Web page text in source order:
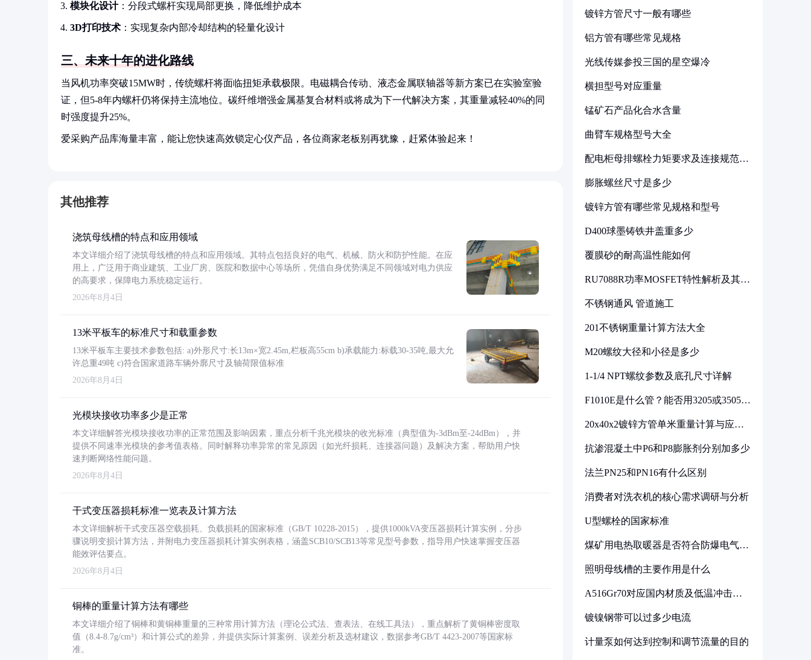
模块化设计：分段式螺杆实现局部更换，降低维护成本
3D打印技术 ：实现复杂内部冷却结构的轻量化设计
三、未来十年的进化路线
当风机功率突破15MW时，传统螺杆将面临扭矩承载极限。电磁耦合传动、液态金属联轴器等新方案已在实验室验
证，但5-8年内螺杆仍将保持主流地位。碳纤维增强金属基复合材料或将成为下一代解决方案，其重量减轻40%的同
时强度提升25%。
爱采购产品库海量丰富，能让您快速高效锁定心仪产品，各位商家老板别再犹豫，赶紧体验起来！
其他推荐
浇筑母线槽的特点和应用领域
本文详细介绍了浇筑母线槽的特点和应用领域。其特点包括良好的电气、机械、防火和防护性能。在应
用上，广泛用于商业建筑、工业厂房、医院和数据中心等场所，凭借自身优势满足不同领域对电力供应
的高要求，保障电力系统稳定运行。
2026年8月4日
13米平板车的标准尺寸和载重参数
13米平板车主要技术参数包括: a)外形尺寸:长13m×宽2.45m,栏板高55cm b)承载能力:标载30-35吨,最大允
许总重49吨 c)符合国家道路车辆外廓尺寸及轴荷限值标准
2026年8月4日
光模块接收功率多少是正常
本文详细解答光模块接收功率的正常范围及影响因素，重点分析千兆光模块的收光标准（典型值为-3dBm至-24dBm），并
提供不同速率光模块的参考值表格。同时解释功率异常的常见原因（如光纤损耗、连接器问题）及解决方案，帮助用户快
速判断网络性能问题。
2026年8月4日
干式变压器损耗标准一览表及计算方法
本文详细解析干式变压器空载损耗、负载损耗的国家标准（GB/T 10228-2015），提供1000kVA变压器损耗计算实例，分步
骤说明变损计算方法，并附电力变压器损耗计算实例表格，涵盖SCB10/SCB13等常见型号参数，指导用户快速掌握变压器
能效评估要点。
2026年8月4日
铜棒的重量计算方法有哪些
本文详细介绍了铜棒和黄铜棒重量的三种常用计算方法（理论公式法、查表法、在线工具法），重点解析了黄铜棒密度取
值（8.4-8.7g/cm³）和计算公式的差异，并提供实际计算案例、误差分析及选材建议，数据参考GB/T 4423-2007等国家标
准。
镀锌方管尺寸一般有哪些
铝方管有哪些常见规格
光线传媒参投三国的星空爆冷
横担型号对应重量
锰矿石产品化合水含量
曲臂车规格型号大全
配电柜母排螺栓力矩要求及连接规范详
膨胀螺丝尺寸是多少
镀锌方管有哪些常见规格和型号
D400球墨铸铁井盖重多少
覆膜砂的耐高温性能如何
RU7088R功率MOSFET特性解析及其在
不锈钢通风 管道施工
201不锈钢重量计算方法大全
M20螺纹大径和小径是多少
1-1/4 NPT螺纹参数及底孔尺寸详解
F1010E是什么管？能否用3205或3505代
20x40x2镀锌方管单米重量计算与应用
抗渗混凝土中P6和P8膨胀剂分别加多少
法兰PN25和PN16有什么区别
消费者对洗衣机的核心需求调研与分析
U型螺栓的国家标准
煤矿用电热取暖器是否符合防爆电气设
照明母线槽的主要作用是什么
A516Gr70对应国内材质及低温冲击要
镀镍钢带可以过多少电流
计量泵如何达到控制和调节流量的目的